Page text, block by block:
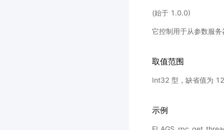
(始于 1.0.0)
它控制用于从参数服
取值范围
Int32 型，缺省值为
示例